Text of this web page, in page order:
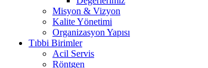
Misyon & Vizyon
Kalite Yönetimi
Organizasyon Yapısı
Tıbbi Birimler
Acil Servis
Röntgen